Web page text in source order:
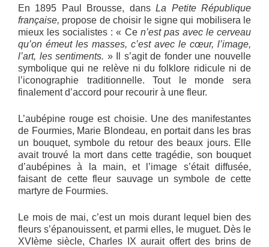
En 1895 Paul Brousse, dansLa Petite République
française, propose de choisir le signe qui mobilisera le
mieux les socialistes : « Ce n’est pas avec le cerveau
qu’on émeut les masses, c’est avec le cœur, l’image,
l’art, les sentiments. » Il s’agit de fonder une nouvelle
symbolique qui ne relève ni du folklore ridicule ni de
l’iconographie traditionnelle. Tout le monde sera
finalement d’accord pour recourir à une fleur.
L’aubépine rouge est choisie. Une des manifestantes
de Fourmies, Marie Blondeau, en portait dans les bras
un bouquet, symbole du retour des beaux jours. Elle
avait trouvé la mort dans cette tragédie, son bouquet
d’aubépines à la main, et l’image s’était diffusée,
faisant de cette fleur sauvage un symbole de cette
martyre de Fourmies.
Le mois de mai, c’est un mois durant lequel bien des
fleurs s’épanouissent, et parmi elles, le muguet. Dès le
XVIème siècle, Charles IX aurait offert des brins de